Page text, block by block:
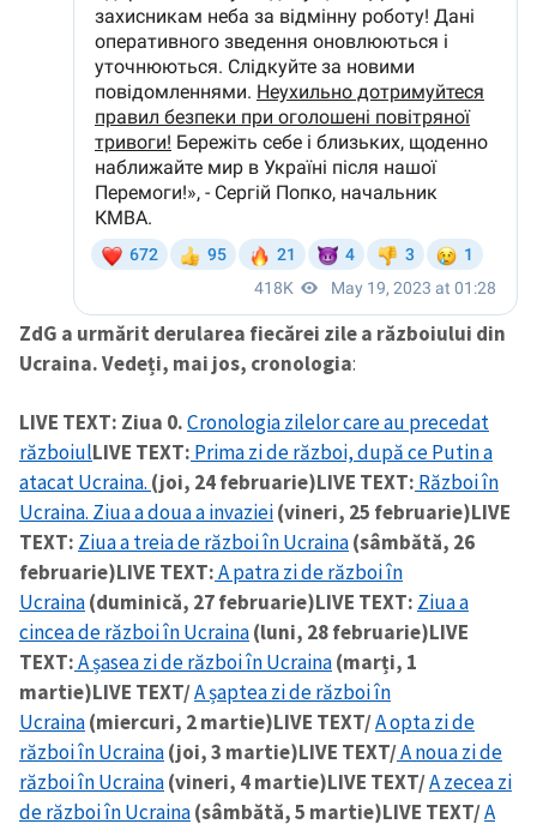
ZdG a urmărit derularea fiecărei zile a războiului din
Ucraina. Vedeți, mai jos, cronologia:
LIVE TEXT: Ziua 0.Cronologia zilelor care au precedat
războiulLIVE TEXT: Prima zi de război, după ce Putin a
atacat Ucraina. (joi, 24 februarie)LIVE TEXT: Război în
Ucraina. Ziua a doua a invaziei(vineri, 25 februarie)LIVE
TEXT: Ziua a treia de război în Ucraina(sâmbătă, 26
februarie)LIVE TEXT:A patra zi de război în
Ucraina(duminică, 27 februarie)LIVE TEXT: Ziua a
cincea de război în Ucraina(luni, 28 februarie)LIVE
TEXT:A șasea zi de război în Ucraina(marți, 1
martie)LIVE TEXT/A șaptea zi de război în
Ucraina(miercuri, 2 martie)LIVE TEXT/A opta zi de
război în Ucraina(joi, 3 martie)LIVE TEXT/A noua zi de
război în Ucraina(vineri, 4 martie)LIVE TEXT/A zecea zi
de război în Ucraina(sâmbătă, 5 martie)LIVE TEXT/A